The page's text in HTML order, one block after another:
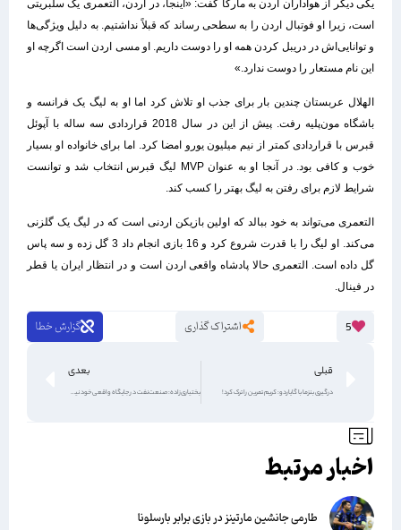
یکی دیگر از هواداران اردن به مارکا گفت: «اینجا، در اردن، التعمری یک سلبریتی
است، زیرا او فوتبال اردن را به سطحی رساند که قبلاً نداشتیم. به دلیل ویژگی‌ها
و توانایی‌اش در دریبل کردن همه او را دوست داریم. او مسی اردن است اگرچه او
این نام مستعار را دوست ندارد.»
الهلال عربستان چندین بار برای جذب او تلاش کرد اما او به لیگ یک فرانسه و
باشگاه مون‌پلیه رفت. پیش از این در سال 2018 قراردادی سه ساله با آپوئل
قبرس با قراردادی کمتر از نیم میلیون یورو امضا کرد. اما برای خانواده او بسیار
خوب و کافی بود. در آنجا او به عنوان MVP لیگ قبرس انتخاب شد و توانست
شرایط لازم برای رفتن به لیگ بهتر را کسب کند.
التعمری می‌تواند به خود ببالد که اولین بازیکن اردنی است که در لیگ یک گلزنی
می‌کند. او لیگ را با قدرت شروع کرد و 16 بازی انجام داد 3 گل زده و سه پاس
گل داده است. التعمری حالا پادشاه واقعی اردن است و در انتظار ایران یا قطر
در فینال.
5 اشتراک گذاری گزارش خطا
قبلی
درگیری بنزما با گایاردو: کریم تمرین را ترک کرد!
بعدی
بختیاری‌زاده: صنعت‌نفت در جایگاه واقعی خود نیست
اخبار مرتبط
طارمی جانشین مارتینز در بازی برابر بارسلونا